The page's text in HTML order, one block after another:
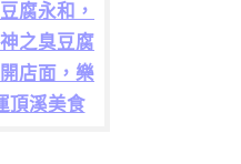
腐永和，
之臭豆腐
店面，樂
頂溪美食